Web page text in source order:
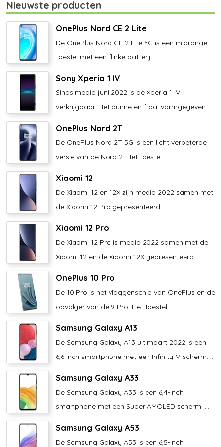
Nieuwste producten
OnePlus Nord CE 2 Lite
De OnePlus Nord CE 2 Lite 5G is een midrange
toestel met een flinke batterij ...
Sony Xperia 1 IV
Sinds medio juni 2022 is de Xperia 1 IV
verkrijgbaar. Het dunne en fraai vormgegeven ...
OnePlus Nord 2T
De OnePlus Nord 2T 5G is een licht verbeterde
versie van de Nord 2. Het toestel ...
Xiaomi 12
De Xiaomi 12 en 12X zijn medio 2022 samen met
de Xiaomi 12 Pro gepresenteerd. ...
Xiaomi 12 Pro
De Xiaomi 12 Pro is medio 2022 samen met de
Xiaomi 12 en de Xiaomi 12X gepresenteerd. ...
OnePlus 10 Pro
De 10 Pro is het vlaggenschip van OnePlus en de
opvolger van de 9 Pro. Het toestel ...
Samsung Galaxy A13
De Samsung Galaxy A13 uit maart 2022 is een
6,6 inch smartphone met een Infinity-V-scherm. ...
Samsung Galaxy A33
De Samsung Galaxy A33 is een 6,4-inch
smartphone met een Super AMOLED scherm. ...
Samsung Galaxy A53
De Samsung Galaxy A53 is een 6,5-inch